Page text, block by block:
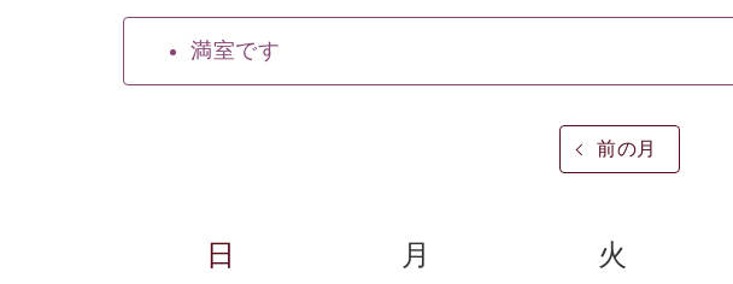
満室です
前の月
日 月 火